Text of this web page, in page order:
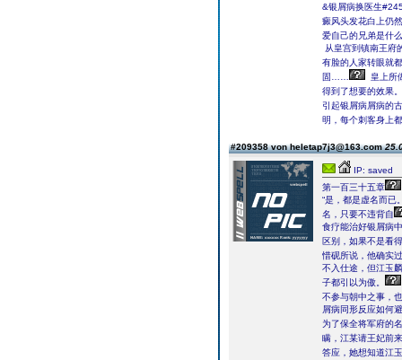
&银屑病换医生
癜风头发花白上仍
爱自己的兄弟是什
从皇宫到镇南王府
有脸的人家转眼就
固……
皇上所
得到了想要的效果
引起银屑病屑病的
明，每个刺客身上
#209358 von heletap7j3@163.com
IP: saved
第一百三十五章
“是，都是虚名而已
名，只要不违背自
食疗能治好银屑病
区别，如果不是看
惜砚所说，他确实
不入仕途，但江玉
子都引以为傲。
不参与朝中之事，
屑病同形反应如何
为了保全将军府的
瞒，江某请王妃前
答应，她想知道江